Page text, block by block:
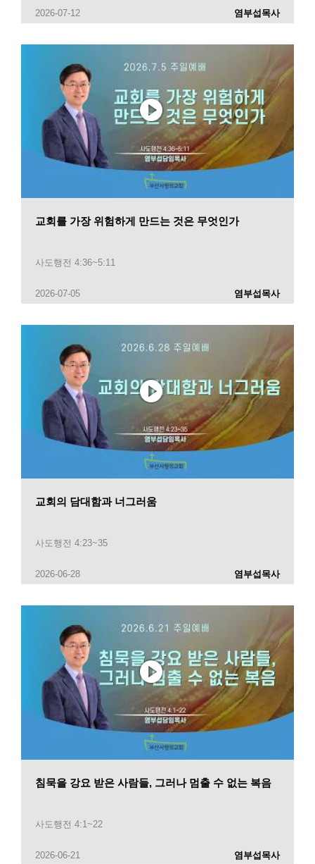
2026-07-12 염부섭목사
교회를 가장 위험하게 만드는 것은 무엇인가
사도행전 4:36~5:11
2026-07-05 염부섭목사
교회의 담대함과 너그러움
사도행전 4:23~35
2026-06-28 염부섭목사
침묵을 강요 받은 사람들, 그러나 멈출 수 없는 복음
사도행전 4:1~22
2026-06-21 염부섭목사